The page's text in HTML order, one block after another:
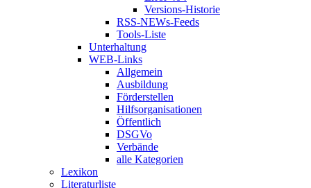
Versions-Historie
RSS-NEWs-Feeds
Tools-Liste
Unterhaltung
WEB-Links
Allgemein
Ausbildung
Förderstellen
Hilfsorganisationen
Öffentlich
DSGVo
Verbände
alle Kategorien
Lexikon
Literaturliste